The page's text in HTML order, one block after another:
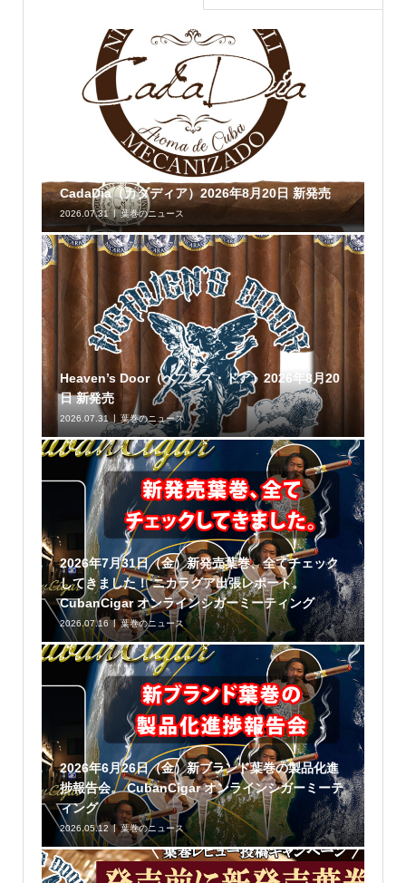
CadaDia（カダディア）2026年8月20日 新発売
2026.07.31 葉巻のニュース
Heaven’s Door（ヘブンズ・ドア）2026年8月20
日 新発売
2026.07.31 葉巻のニュース
2026年7月31日（金）新発売葉巻、全てチェック
してきました！ ニカラグア出張レポート。
CubanCigar オンラインシガーミーティング
2026.07.16 葉巻のニュース
2026年6月26日（金）新ブランド葉巻の製品化進
捗報告会。 CubanCigar オンラインシガーミーテ
ィング
2026.05.12 葉巻のニュース